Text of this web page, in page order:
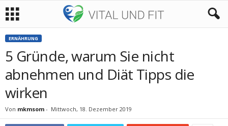
ERNÄHRUNG
5 Gründe, warum Sie nicht
abnehmen und Diät Tipps die
wirken
Von mkmsom - Mittwoch, 18. Dezember 2019